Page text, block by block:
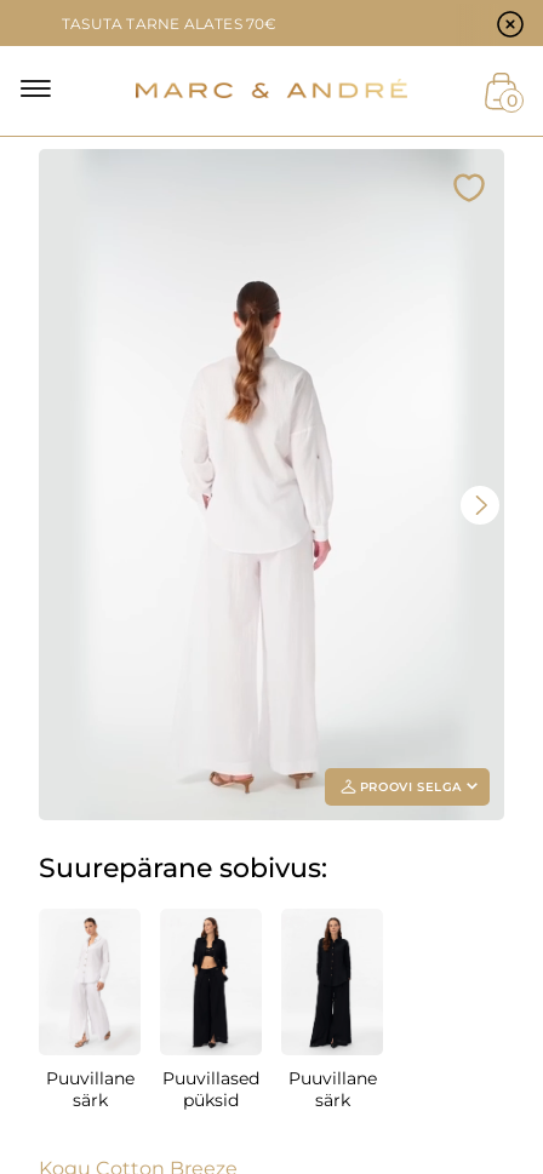
0
TASUTA TARNE ALATES 70€
PROOVI SELGA
photo
Deleted after 24 hours
Suurepärane sobivus:
Puuvillane
särk
Puuvillased
püksid
Puuvillane
särk
Kogu Cotton Breeze